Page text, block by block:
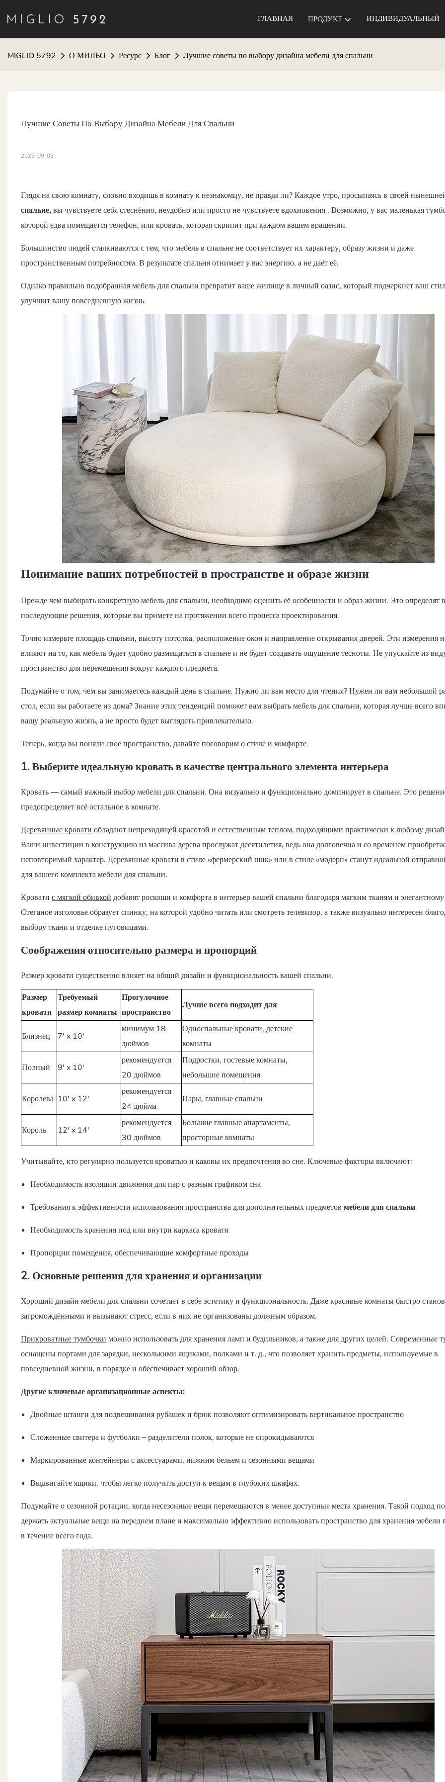
ГЛАВНАЯ ПРОДУКТ ИНДИВИДУАЛЬНЫЙ
MIGLIO 5792 О МИЛЬО Ресурс Блог Лучшие советы по выбору дизайна мебели для спальни
Лучшие Советы По Выбору Дизайна Мебели Для Спальни
2025-09-03
Глядя на свою комнату, словно входишь в комнату к незнакомцу, не правда ли? Каждое утро, просыпаясь в своей
спальне,вы чувствуете себя стеснённо, неудобно или просто не чувствуете вдохновения . Возможно, у вас маленькая
которой едва помещается телефон, или кровать, которая скрипит при каждом вашем вращении.
Большинство людей сталкиваются с тем, что мебель в спальне не соответствует их характеру, образу жизни и даже
пространственным потребностям. В результате спальня отнимает у вас энергию, а не даёт её.
Однако правильно подобранная мебель для спальни превратит ваше жилище в личный оазис, который подчеркнет ваш
улучшит вашу повседневную жизнь.
Понимание ваших потребностей в пространстве и образе жизни
Прежде чем выбирать конкретную мебель для спальни, необходимо оценить её особенности и образ жизни. Это определят
последующие решения, которые вы примете на протяжении всего процесса проектирования.
Точно измерьте площадь спальни, высоту потолка, расположение окон и направление открывания дверей. Эти измерения
влияют на то, как мебель будет удобно размещаться в спальне и не будет создавать ощущение тесноты. Не упускайте из
пространство для перемещения вокруг каждого предмета.
Подумайте о том, чем вы занимаетесь каждый день в спальне. Нужно ли вам место для чтения? Нужен ли вам небольшой
стол, если вы работаете из дома? Знание этих тенденций поможет вам выбрать мебель для спальни, которая лучше всего
вашу реальную жизнь, а не просто будет выглядеть привлекательно.
Теперь, когда вы поняли свое пространство, давайте поговорим о стиле и комфорте.
1. Выберите идеальную кровать в качестве центрального элемента интерьера
Кровать — самый важный выбор мебели для спальни. Она визуально и функционально доминирует в спальне. Это
предопределяет всё остальное в комнате.
Деревянные кровати обладают непреходящей красотой и естественным теплом, подходящими практически к любому
Ваши инвестиции в конструкцию из массива дерева прослужат десятилетия, ведь она долговечна и со временем
неповторимый характер. Деревянные кровати в стиле «фермерский шик» или в стиле «модерн» станут идеальной
для вашего комплекта мебели для спальни.
Кровати с мягкой обивкой добавят роскоши и комфорта в интерьер вашей спальни благодаря мягким тканям и
Стеганое изголовье образует спинку, на которой удобно читать или смотреть телевизор, а также визуально интересен
выбору ткани и отделке пуговицами.
Соображения относительно размера и пропорций
Размер кровати существенно влияет на общий дизайн и функциональность вашей спальни.
Размер
кровати
Требуемый
размер комнаты
Прогулочное
пространство
Лучше всего подходит для
Близнец 7' x 10'
минимум 18
дюймов
Односпальные кровати, детские
комнаты
Полный 9' x 10'
рекомендуется
20 дюймов
Подростки, гостевые комнаты,
небольшие помещения
Королева 10' x 12'
рекомендуется
24 дюйма
Пары, главные спальни
Король 12' x 14'
рекомендуется
30 дюймов
Большие главные апартаменты,
просторные комнаты
Учитывайте, кто регулярно пользуется кроватью и каковы их предпочтения во сне. Ключевые факторы включают:
Необходимость изоляции движения для пар с разным графиком сна
Требования к эффективности использования пространства для дополнительныхпредметов мебели для спальни
Необходимость хранения под или внутри каркаса кровати
Пропорции помещения, обеспечивающие комфортные проходы
2. Основные решения для хранения и организации
Хороший дизайн мебели для спальни сочетает в себе эстетику и функциональность. Даже красивые комнаты быстро
загромождёнными и вызывают стресс, если в них не организованы должным образом.
Прикроватные тумбочки можно использовать для хранения ламп и будильников, а также для других целей. Современные
оснащены портами для зарядки, несколькими ящиками, полками и т. д., что позволяет хранить предметы, используемые в
повседневной жизни, в порядке и обеспечивает хороший обзор.
Другие ключевые организационные аспекты:
Двойные штанги для подвешивания рубашек и брюк позволяют оптимизировать вертикальное пространство
Сложенные свитера и футболки – разделители полок, которые не опрокидываются
Маркированные контейнеры с аксессуарами, нижним бельем и сезонными вещами
Выдвигайте ящики, чтобы легко получить доступ к вещам в глубоких шкафах.
Подумайте о сезонной ротации, когда несезонные вещи перемещаются в менее доступные места хранения. Такой подход
держать актуальные вещи на переднем плане и максимально эффективно использовать пространство для хранения мебели
в течение всего года.